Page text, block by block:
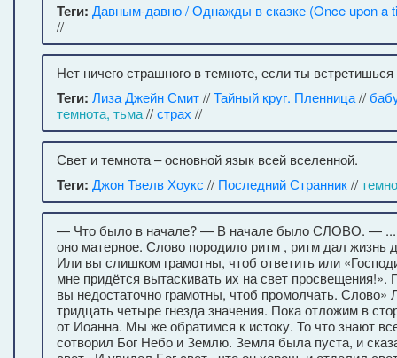
Теги: Давным-давно / Однажды в сказке (Once upon a
//
Нет ничего страшного в темноте, если ты
Теги: Лиза Джейн Смит//Тайный круг. Пленница//
темнота, тьма//страх //
Свет и темнота – основной язык всей вселенной.
Теги: Джон Твелв Хоукс // Последний Странник//
— Что было в начале? — В начале было СЛОВО. —
оно матерное. Слово породило ритм , ритм дал
Или вы слишком грамотны, чтоб ответить или
мне придётся вытаскивать их на свет просвещения!».
вы недостаточно грамотны, чтоб промолчать. Слово»
тридцать четыре гнезда значения. Пока отложим в
от Иоанна. Мы же обратимся к истоку. То что знают
сотворил Бог Небо и Землю. Земля была пуста, и